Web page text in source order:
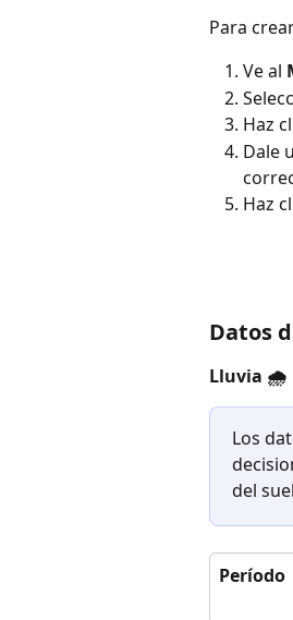
Para
Ve al
Haz
Dale
Haz
Datos
Lluvia 🌧️
Los
del
Período